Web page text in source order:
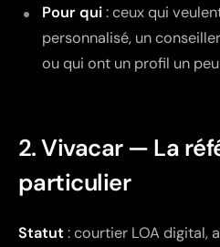
Pour qui: ceux qui
personnalisé, un
ou qui ont un profil un
2. Vivacar — La
particulier
Statut: courtier LOA digital,